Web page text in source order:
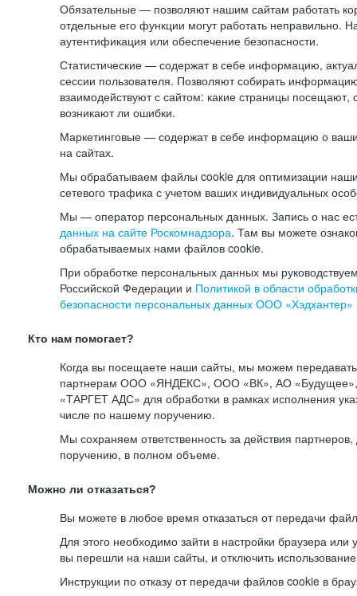
Обязательные — позволяют нашим сайтам работать
отдельные его функции могут работать неправильно.
аутентификация или обеспечение безопасности.
Статистические — содержат в себе информацию,
сессии пользователя. Позволяют собирать
взаимодействуют с сайтом: какие страницы посещают,
возникают ли ошибки.
Маркетинговые — содержат в себе информацию о
на сайтах.
Мы обрабатываем файлы cookie для оптимизации
сетевого трафика с учетом ваших индивидуальных
Мы — оператор персональных данных. Запись о нас
данных на сайте Роскомнадзора. Там вы можете
обрабатываемых нами файлов cookie.
При обработке персональных данных мы
Российской Федерации и Политикой в области
безопасности персональных данных ООО «Хэдхантер»
Кто нам помогает?
Когда вы посещаете наши сайты, мы можем
партнерам ООО «ЯНДЕКС», ООО «ВК», АО
«ТАРГЕТ АДС» для обработки в рамках исполнения
числе по нашему поручению.
Мы сохраняем ответственность за действия
поручению, в полном объеме.
Можно ли отказаться?
Вы можете в любое время отказаться от передачи
Для этого необходимо зайти в настройки браузера или
вы перешли на наши сайты, и отключить
Инструкции по отказу от передачи файлов cookie в